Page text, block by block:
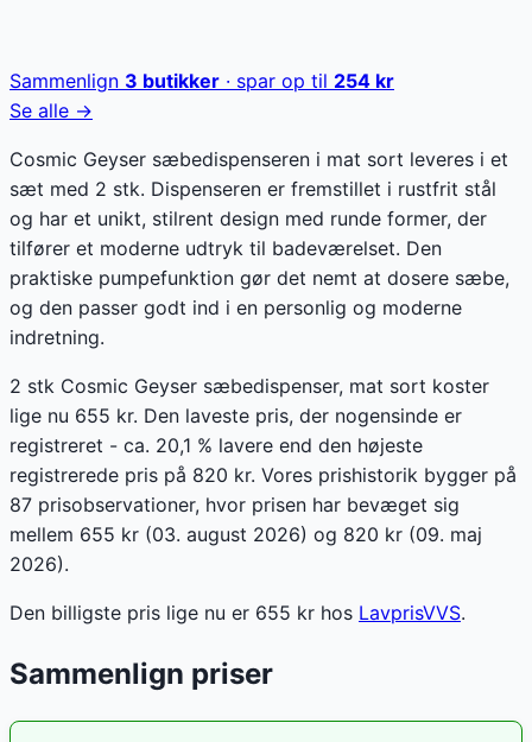
Sammenlign 3 butikker · spar op til 254 kr
Se alle →
Cosmic Geyser sæbedispenseren i mat sort leveres i et
sæt med 2 stk. Dispenseren er fremstillet i rustfrit stål
og har et unikt, stilrent design med runde former, der
tilfører et moderne udtryk til badeværelset. Den
praktiske pumpefunktion gør det nemt at dosere sæbe,
og den passer godt ind i en personlig og moderne
indretning.
2 stk Cosmic Geyser sæbedispenser, mat sort koster
lige nu 655 kr. Den laveste pris, der nogensinde er
registreret - ca. 20,1 % lavere end den højeste
registrerede pris på 820 kr. Vores prishistorik bygger på
87 prisobservationer, hvor prisen har bevæget sig
mellem 655 kr (03. august 2026) og 820 kr (09. maj
2026).
Den billigste pris lige nu er 655 kr hos LavprisVVS.
Sammenlign priser